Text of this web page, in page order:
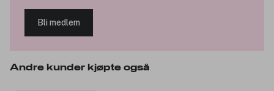
hudkvalitet med en konsentrasjon tilsvarende en injiserbar
NCEF-behandling. For en komplett anti-aging effekt på
inneholder 10 ganger så mye av denne unike formulaen i
Bli medlem
Andre kunder kjøpte også